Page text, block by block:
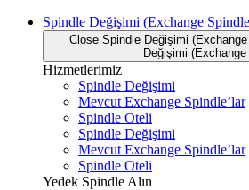
Spindle Değişimi (Exchange
Close Spindle Değişimi
Değişimi
Hizmetlerimiz
Spindle Değişimi
Mevcut Exchange Spindle’lar
Spindle Oteli
Spindle Değişimi
Mevcut Exchange Spindle’lar
Spindle Oteli
Yedek Spindle Alın